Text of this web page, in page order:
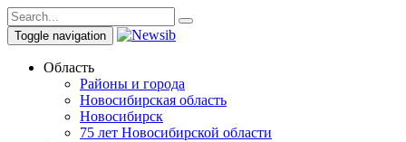
Toggle navigation
Область
Районы и города
Новосибирская область
Новосибирск
75 лет Новосибирской области